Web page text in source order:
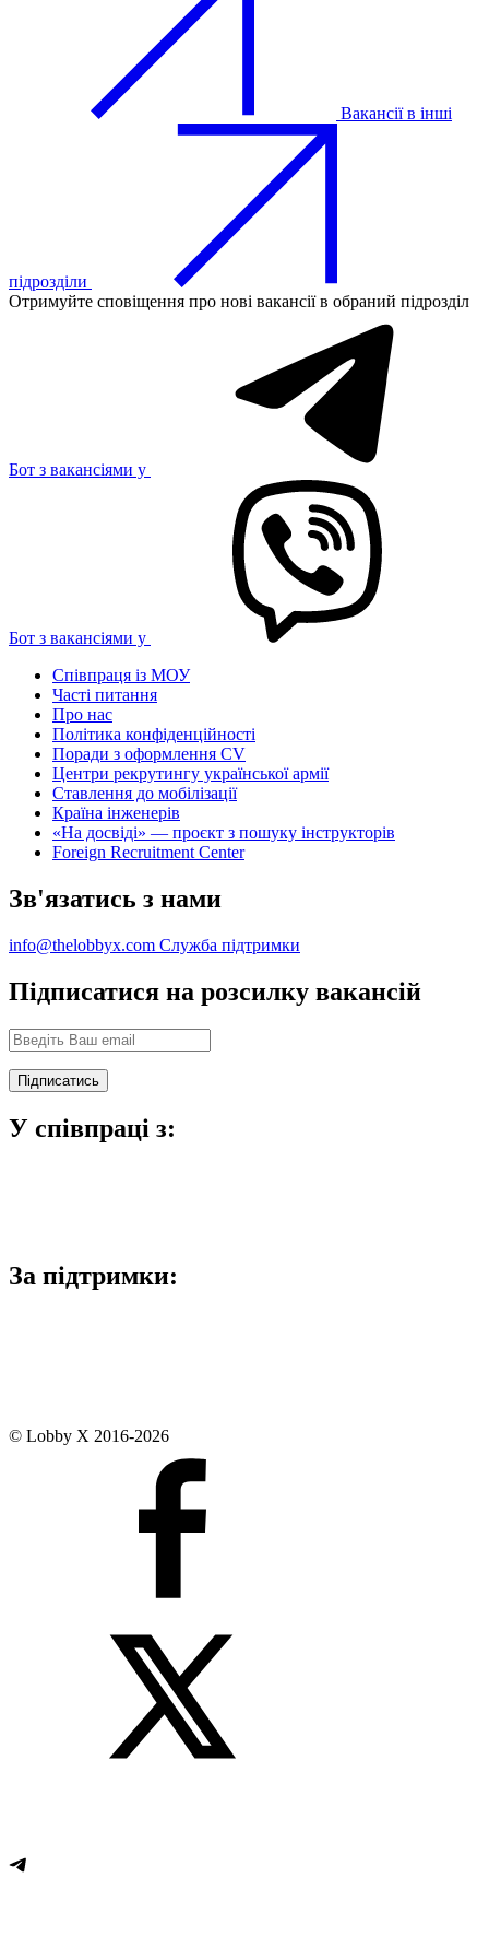
Вакансії в інші
підрозділи
Отримуйте сповіщення про нові вакансії в обраний підрозділ
Бот з вакансіями у
Бот з вакансіями у
Співпраця із МОУ
Часті питання
Про нас
Політика конфіденційності
Поради з оформлення CV
Центри рекрутингу української армії
Ставлення до мобілізації
Країна інженерів
«На досвіді» — проєкт з пошуку інструкторів
Foreign Recruitment Center
Зв'язатись з нами
info@thelobbyx.com Служба підтримки
Підписатися на розсилку вакансій
У співпраці з:
За підтримки:
© Lobby X 2016-2026